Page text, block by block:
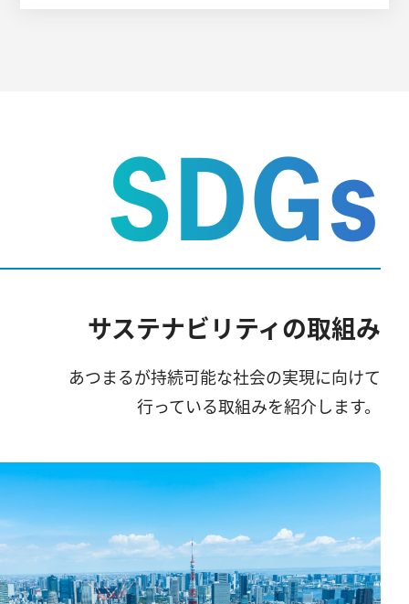
SDGs
サステナビリティの取組み
あつまるが持続可能な社会の実現に向けて
行っている取組みを紹介します。